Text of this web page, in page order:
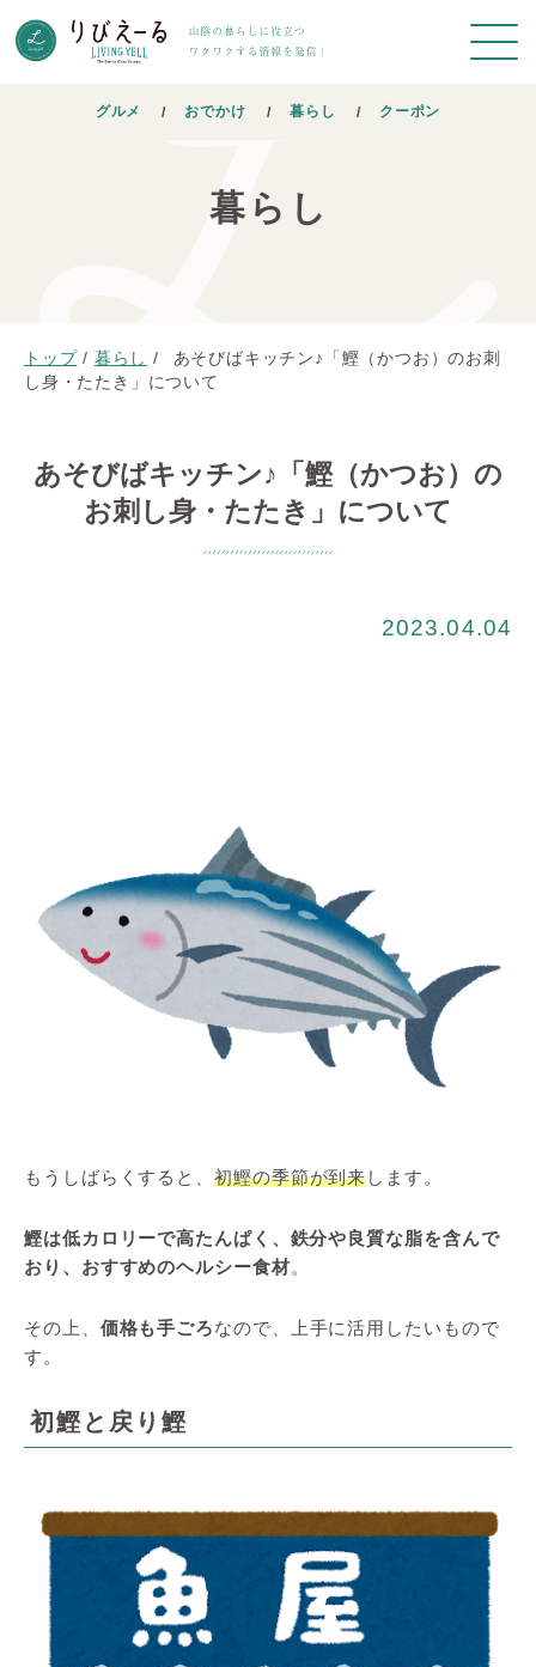
グルメ おでかけ 暮らし クーポン
暮らし
トップ / 暮らし /
あそびばキッチン♪「鰹（かつお）のお刺
し身・たたき」について
あそびばキッチン♪「鰹（かつお）の
お刺し身・たたき」について
2023.04.04
もうしばらくすると、 初鰹の季節が到来します。
鰹は低カロリーで高たんぱく、鉄分や良質な脂を含んで
おり、おすすめのヘルシー食材。
その上、 価格も手ごろなので、上手に活用したいもので
す。
初鰹と戻り鰹